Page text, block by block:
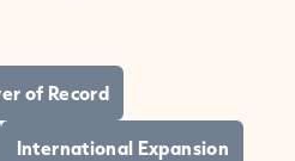
of Record
International Expansion